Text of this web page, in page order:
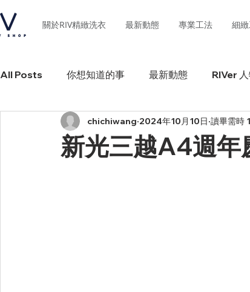
關於RIV精緻洗衣 最新動態 專業工法 細
All Posts 你想知道的事 最新動態 RIVer
新光三越A4週年
chichiwang 2024年10月10日 讀畢需時